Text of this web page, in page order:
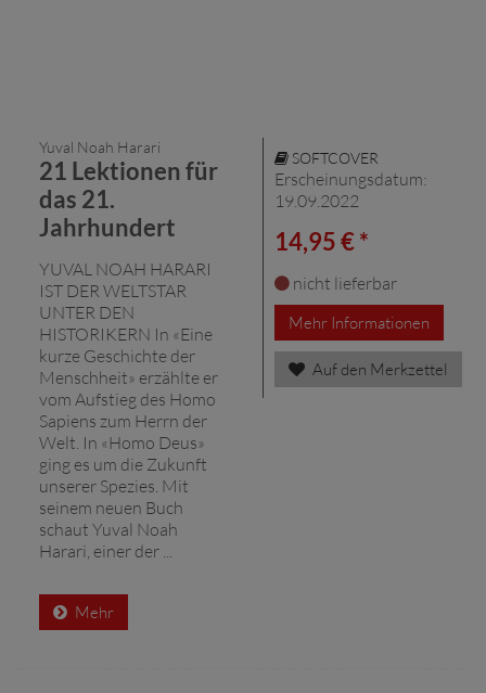
Yuval Noah Harari
21 Lektionen für
das 21.
Jahrhundert
YUVAL NOAH HARARI
IST DER WELTSTAR
UNTER DEN
HISTORIKERN In «Eine
kurze Geschichte der
Menschheit» erzählte er
vom Aufstieg des Homo
Sapiens zum Herrn der
Welt. In «Homo Deus»
ging es um die Zukunft
unserer Spezies. Mit
seinem neuen Buch
schaut Yuval Noah
Harari, einer der ...
Mehr
SOFTCOVER
Erscheinungsdatum:
19.09.2022
14,95 € *
nicht lieferbar
Mehr Informationen
Auf den Merkzettel